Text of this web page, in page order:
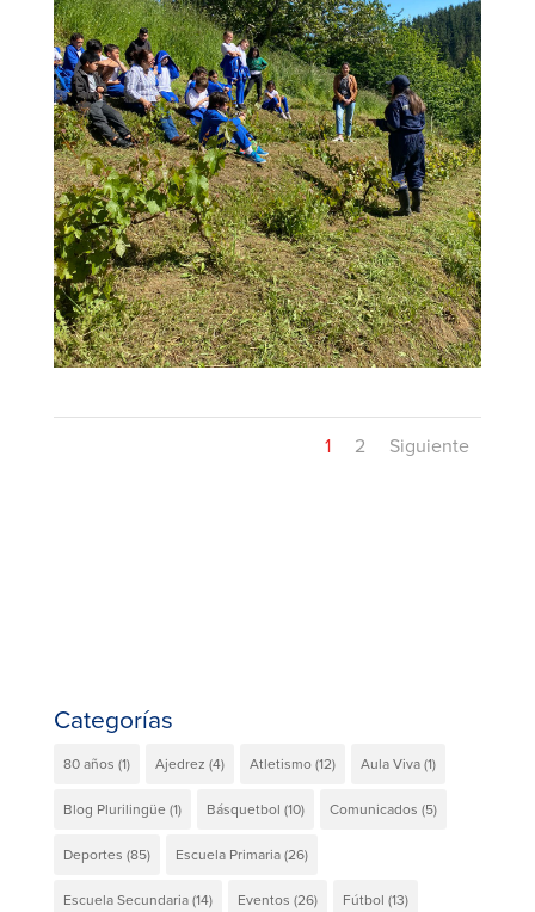
1 2 Siguiente
Categorías
80 años (1) Ajedrez (4) Atletismo(12) Aula Viva(1)
Blog Plurilingüe (1) Básquetbol (10) Comunicados (5)
Deportes (85) Escuela Primaria(26)
Escuela Secundaria(14) Eventos (26) Fútbol (13)